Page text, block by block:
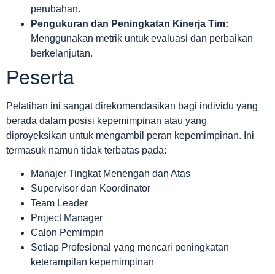
perubahan.
Pengukuran dan Peningkatan Kinerja Tim:
Menggunakan metrik untuk evaluasi dan perbaikan
berkelanjutan.
Peserta
Pelatihan ini sangat direkomendasikan bagi individu yang
berada dalam posisi kepemimpinan atau yang
diproyeksikan untuk mengambil peran kepemimpinan. Ini
termasuk namun tidak terbatas pada:
Manajer Tingkat Menengah dan Atas
Supervisor dan Koordinator
Team Leader
Project Manager
Calon Pemimpin
Setiap Profesional yang mencari peningkatan
keterampilan kepemimpinan